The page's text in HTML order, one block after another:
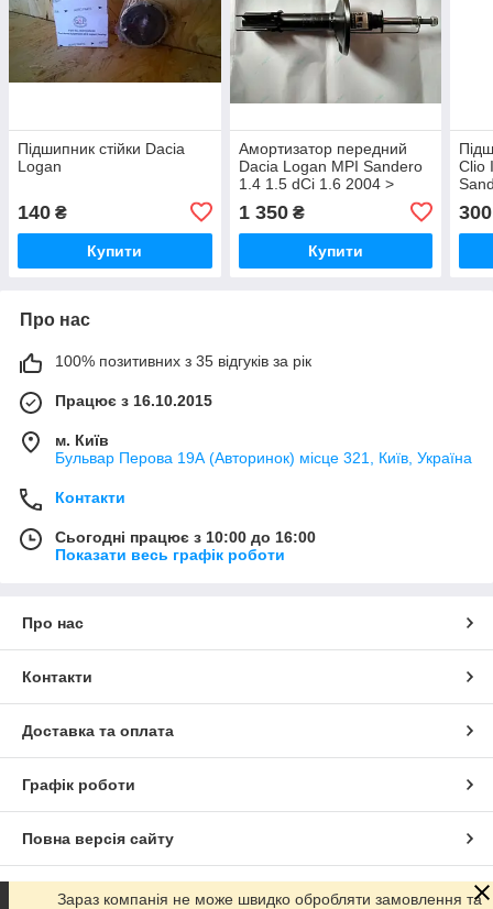
Підшипник стійки Dacia
Logan
140 ₴
Купити
Амортизатор передний
Dacia Logan MPI Sandero
1.4 1.5 dCi 1.6 2004 >
1 350₴
Купити
Clio
300
Про нас
100% позитивних з 35 відгуків за рік
Працює з 16.10.2015
м. Київ
Бульвар Перова 19А (Авторинок) місце 321, Київ, Україна
Контакти
Сьогодні працює з 10:00 до 16:00
Показати весь графік роботи
Про нас
Контакти
Доставка та оплата
Графік роботи
Повна версія сайту
Сайт створено на маркетплейсі Prom.ua
Зараз компанія не може швидко обробляти замовлення та